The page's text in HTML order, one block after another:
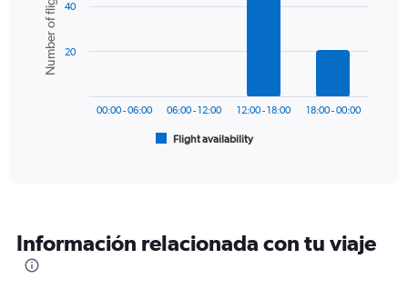
axis
displaying
values.
Range:
with
bars.
The
categories.
The
Number of flights
Flight availability
00:00 - 06:00 06:00 - 12:00 12:00 - 18:00 18:00 - 00:00
20
40
Información relacionada con tu viaje